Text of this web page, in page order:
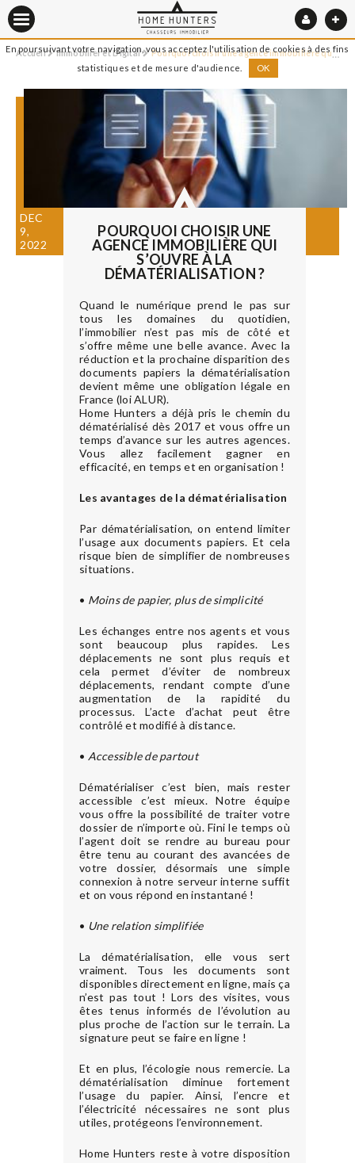
En poursuivant votre navigation, vous acceptez l'utilisation de cookies à des fins
statistiques et de mesure d'audience.
OK
Accueil Immobilier et Digital Pourquoi choisir une agence immobilière qui s’ouvre à la dématérialisation ?
DEC
9,
2022
POURQUOI CHOISIR UNE
AGENCE IMMOBILIÈRE QUI
S’OUVRE À LA
DÉMATÉRIALISATION ?
Quand le numérique prend le pas sur
tous les domaines du quotidien,
l’immobilier n’est pas mis de côté et
s’offre même une belle avance. Avec la
réduction et la prochaine disparition des
documents papiers la dématérialisation
devient même une obligation légale en
France (loi ALUR).
Home Hunters a déjà pris le chemin du
dématérialisé dès 2017 et vous offre un
temps d’avance sur les autres agences.
Vous allez facilement gagner en
efficacité, en temps et en organisation !
Les avantages de la dématérialisation
Par dématérialisation, on entend limiter
l’usage aux documents papiers. Et cela
risque bien de simplifier de nombreuses
situations.
• Moins de papier, plus de simplicité
Les échanges entre nos agents et vous
sont beaucoup plus rapides. Les
déplacements ne sont plus requis et
cela permet d’éviter de nombreux
déplacements, rendant compte d’une
augmentation de la rapidité du
processus. L’acte d’achat peut être
contrôlé et modifié à distance.
• Accessible de partout
Dématérialiser c’est bien, mais rester
accessible c’est mieux. Notre équipe
vous offre la possibilité de traiter votre
dossier de n’importe où. Fini le temps où
l’agent doit se rendre au bureau pour
être tenu au courant des avancées de
votre dossier, désormais une simple
connexion à notre serveur interne suffit
et on vous répond en instantané !
• Une relation simplifiée
La dématérialisation, elle vous sert
vraiment. Tous les documents sont
disponibles directement en ligne, mais ça
n’est pas tout ! Lors des visites, vous
êtes tenus informés de l’évolution au
plus proche de l’action sur le terrain. La
signature peut se faire en ligne !
Et en plus, l’écologie nous remercie. La
dématérialisation diminue fortement
l’usage du papier. Ainsi, l’encre et
l’électricité nécessaires ne sont plus
utiles, protégeons l’environnement.
Home Hunters reste à votre disposition